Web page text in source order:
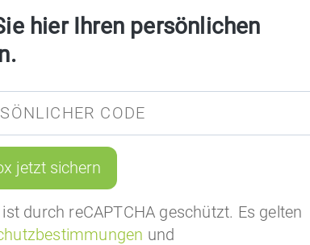
hier Ihren persönlichen
ist durch reCAPTCHA geschützt. Es gelten
und